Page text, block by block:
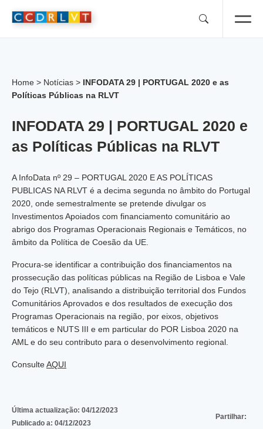
Home > Notícias > INFODATA 29 | PORTUGAL 2020 e as
Políticas Públicas na RLVT
INFODATA 29 | PORTUGAL 2020 e
as Políticas Públicas na RLVT
A InfoData nº 29 – PORTUGAL 2020 E AS POLÍTICAS
PUBLICAS NA RLVT é a decima segunda no âmbito do Portugal
2020, onde semestralmente se pretende divulgar os
Investimentos Apoiados com financiamento comunitário ao
abrigo dos Programas Operacionais Regionais e Temáticos, no
âmbito da Política de Coesão da UE.
Procura-se identificar a contribuição dos financiamentos na
prossecução das políticas públicas na Região de Lisboa e Vale
do Tejo (RLVT), analisando a distribuição territorial dos Fundos
Comunitários Aprovados e dos resultados de execução dos
Programas Operacionais na região, por eixos, objetivos
temáticos e NUTS III e em particular do POR Lisboa 2020 na
AML e do seu contributo para o desenvolvimento regional.
ConsulteAQUI
Última actualização: 04/12/2023
Publicado a: 04/12/2023
Partilhar: